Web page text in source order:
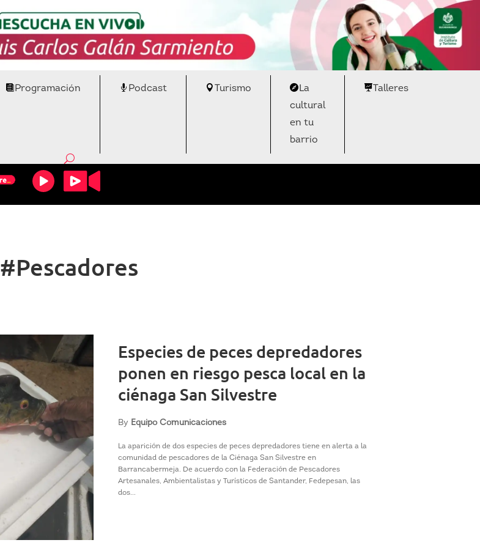
Programación Podcast Turismo
La
cultural
en tu
barrio
Talleres
#Pescadores
Especies de peces depredadores
ponen en riesgo pesca local en la
ciénaga San Silvestre
By Equipo Comunicaciones
La aparición de dos especies de peces depredadores tiene en alerta a la
comunidad de pescadores de la Ciénaga San Silvestre en
Barrancabermeja. De acuerdo con la Federación de Pescadores
Artesanales, Ambientalistas y Turísticos de Santander, Fedepesan, las
dos...